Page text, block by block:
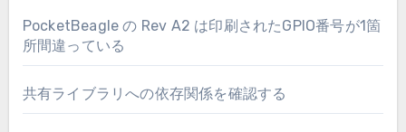
PocketBeagle の Rev A2 は印刷されたGPIO番号が1箇
所間違っている
共有ライブラリへの依存関係を確認する